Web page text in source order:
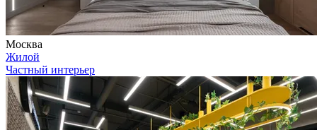
Москва
Жилой
Частный интерьер